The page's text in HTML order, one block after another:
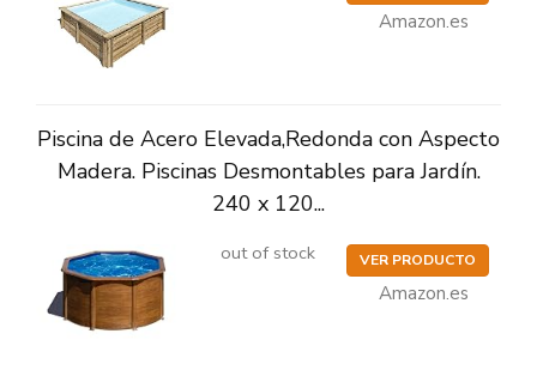
Amazon.es
Piscina de Acero Elevada,Redonda con Aspecto
Madera. Piscinas Desmontables para Jardín.
240 x 120...
out of stock VER PRODUCTO
Amazon.es